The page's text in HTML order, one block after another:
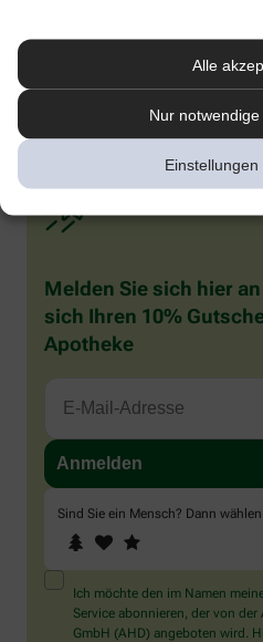
Alle
Nur
Einstellungen
Monitoring Systems – Advocacy for a
Pleus S et al. J Diabetes Sci Technol
10.1177/19322968221141926.
Melden Sie sich hier
sich Ihren 10%
Apotheke
Sind Sie ein Mensch? Dann
Sind
Sie
ein
Mensch?
Dann
wählen
1 2
Ich möchte den im Namen
Service abonnieren, der von
GmbH (AHD) angeboten wird.